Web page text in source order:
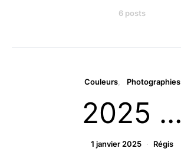
6 posts
Couleurs Photographies
2025 …
1 janvier 2025 Régis